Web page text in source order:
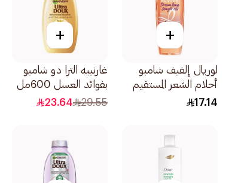
+
لوريال إلفيف شامبو
أحلام الشعر المستقيم
200مل
17.14
+
غارنييه الترا دو شامبو
بفوائد العسل 600مل
29.55
23.64